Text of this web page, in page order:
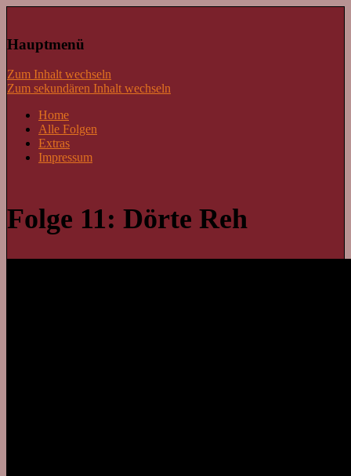
Lass mal schnacken!
Hauptmenü
Zum Inhalt wechseln
Zum sekundären Inhalt wechseln
Home
Alle Folgen
Extras
Impressum
Folge 11: Dörte Reh